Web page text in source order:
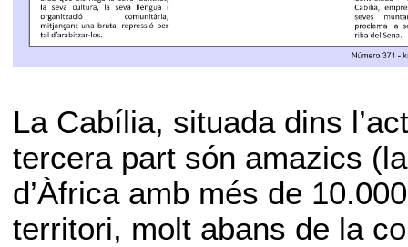
La Cabília, situada dins
tercera part són amazics
d’Àfrica amb més de
territori, molt abans de la